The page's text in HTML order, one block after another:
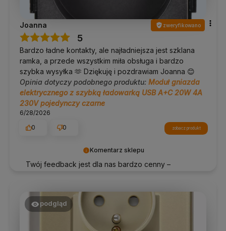
Komentarz sklepu
Twój feedback jest dla nas bardzo cenny –
Joanna zweryfikowano
5
Bardzo ładne kontakty, ale najładniejsza jest szklana
ramka, a przede wszystkim miła obsługa i bardzo
szybka wysyłka 🫶 Dziękuję i pozdrawiam Joanna 😊
Opinia dotyczy podobnego produktu: Moduł gniazda
elektrycznego z szybką ładowarką USB A+C 20W 4A
230V pojedynczy czarne
6/28/2026
0
0 zobacz produkt
podgląd